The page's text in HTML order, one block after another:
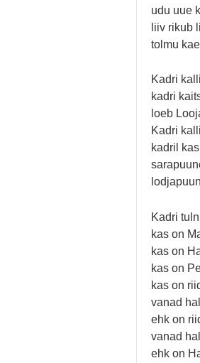
udu uue
liiv rikub
tolmu
Kadri
kadri
loeb
Kadri
kadril
Kadri
kas on
kas on
kas on
kas on
vanad
ehk on
vanad
ehk on